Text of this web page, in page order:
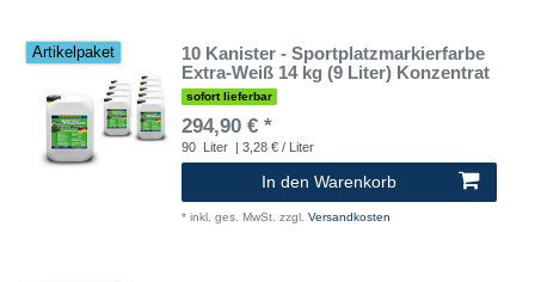
Artikelpaket
10 Kanister - Sportplatzmarkierfarbe
Extra-Weiß 14 kg (9 Liter) Konzentrat
sofort lieferbar
294,90 € *
90 Liter | 3,28 € / Liter
In den Warenkorb
* inkl. ges. MwSt. zzgl. Versandkosten